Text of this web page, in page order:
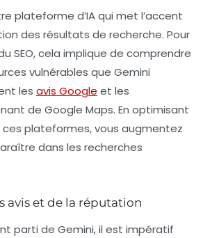
plateforme d’IA qui met l’accent
des résultats de recherche. Pour
SEO, cela implique de comprendre
vulnérables que Gemini
les avis Google et les
de Google Maps. En optimisant
plateformes, vous augmentez
dans les recherches
avis et de la réputation
parti de Gemini, il est impératif